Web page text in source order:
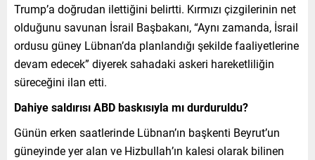
Trump’a doğrudan ilettiğini belirtti. Kırmızı çizgilerinin net
olduğunu savunan İsrail Başbakanı, “Aynı zamanda, İsrail
ordusu güney Lübnan’da planlandığı şekilde faaliyetlerine
devam edecek” diyerek sahadaki askeri hareketliliğin
süreceğini ilan etti.
Dahiye saldırısı ABD baskısıyla mı durduruldu?
Günün erken saatlerinde Lübnan’ın başkenti Beyrut’un
güneyinde yer alan ve Hizbullah’ın kalesi olarak bilinen